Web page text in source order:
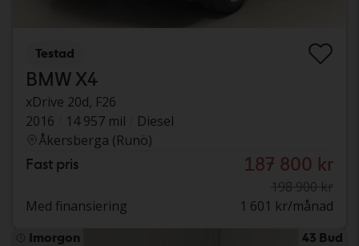
Testad
BMW X4
xDrive 20d, F26
2016
14 957 mil
Diesel
Åkersberga (Runö)
Fast pris 187 800 kr
198 900 kr
Med finansiering
1 601 kr/månad
Imorgon 43 Bud